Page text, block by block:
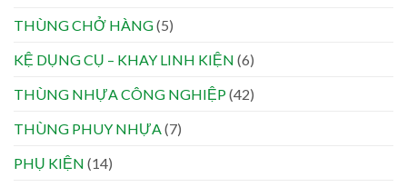
THÙNG CHỞ HÀNG(5)
KỆ DỤNG CỤ – KHAY LINH KIỆN (6)
THÙNG NHỰA CÔNG NGHIỆP(42)
THÙNG PHUY NHỰA (7)
PHỤ KIỆN (14)